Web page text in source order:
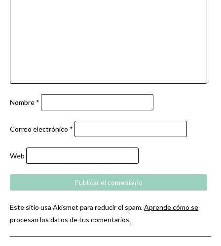
Nombre *
Correo electrónico *
Web
Este sitio usa Akismet para reducir el spam.Aprende cómo se
procesan los datos de tus comentarios.